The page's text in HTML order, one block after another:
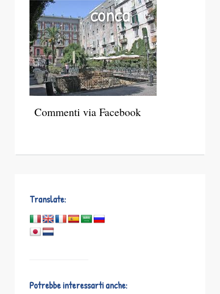
conca
Commenti via Facebook
Translate:
Potrebbe interessarti anche: